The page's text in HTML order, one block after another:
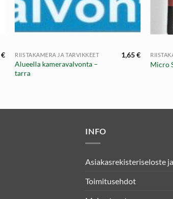
€
+
RIISTAKAMERA JA TARVIKKEET
Alueella kameravalvonta –
tarra
1,65€
Micro
INFO
Asiakasrekisteriseloste
Toimitusehdot